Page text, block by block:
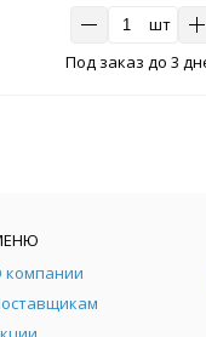
шт
Под заказ до 3
компании